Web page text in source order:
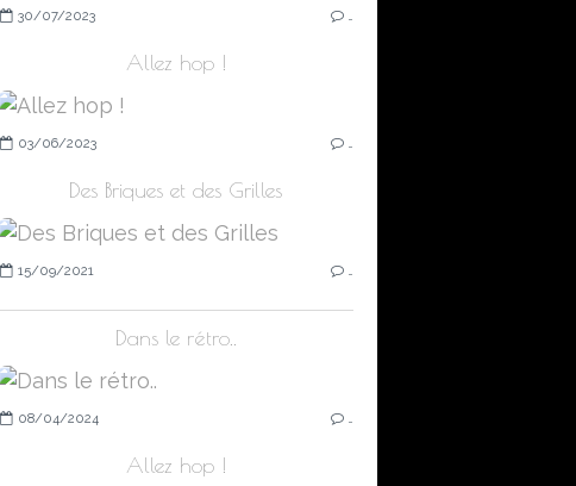
30/07/2023
Allez hop !
03/06/2023
Des Briques et des Grilles
15/09/2021
Dans le rétro..
08/04/2024
Allez hop !